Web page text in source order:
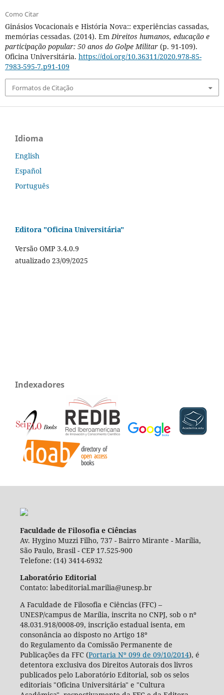
Como Citar
Ginásios Vocacionais e História Nova:: experiências cassadas,
memórias cessadas. (2014). EmDireitos humanos, educação e
participação popular: 50 anos do Golpe Militar(p. 91-109).
Oficina Universitária. https://doi.org/10.36311/2020.978-85-
7983-595-7.p91-109
Formatos de Citação
Idioma
English
Español
Português
Editora "Oficina Universitária"
Versão OMP 3.4.0.9
atualizado 23/09/2025
Indexadores
Faculdade de Filosofia e Ciências
Av. Hygino Muzzi Filho, 737 - Bairro Mirante - Marília,
São Paulo, Brasil - CEP 17.525-900
Telefone: (14) 3414-6932
Laboratório Editorial
Contato: labeditorial.marilia@unesp.br
A Faculdade de Filosofia e Ciências (FFC) –
UNESP/campus de Marília, inscrita no CNPJ, sob o nº
48.031.918/0008-09, inscrição estadual isenta, em
consonância ao disposto no Artigo 18º
do Regulamento da Comissão Permanente de
Publicações da FFC (Portaria Nº 099 de 09/10/2014), é
detentora exclusiva dos Direitos Autorais dos livros
publicados pelo Laboratório Editorial, sob os selos
editoriais "Oficina Universitária" e "Cultura